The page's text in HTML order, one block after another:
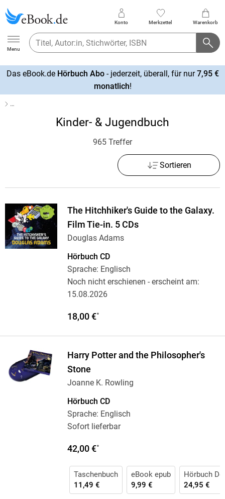
Ebook.de
Menu
Konto Merkzettel Warenkorb
Das eBook.de Hörbuch Abo- jederzeit, überall, für nur7,95 €
monatlich!
…
Kinder- & Jugendbuch
965 Treffer
Sortieren
The Hitchhiker's Guide to the Galaxy.
Film Tie-in. 5 CDs
Douglas Adams
Hörbuch CD
Sprache: Englisch
Noch nicht erschienen - erscheint am:
15.08.2026
18,00 €*
Harry Potter and the Philosopher's
Stone
Joanne K. Rowling
Hörbuch CD
Sprache: Englisch
Sofort lieferbar
42,00 €*
Taschenbuch
11,49 €
eBook epub
9,99 €
Hörbuch
24,95 €